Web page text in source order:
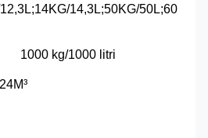
14,3L;50KG/50L;60
1000 kg/1000 litri